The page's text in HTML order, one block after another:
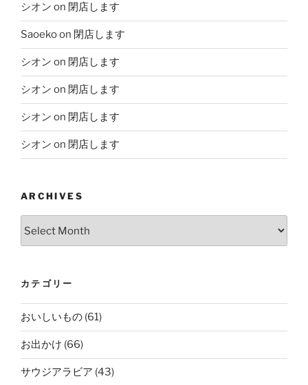
シオン on 閉店します
Saoekoon 閉店します
シオン on 閉店します
シオン on 閉店します
シオン on 閉店します
シオン on 閉店します
ARCHIVES
カテゴリー
おいしいもの (61)
お出かけ (66)
サウジアラビア (43)